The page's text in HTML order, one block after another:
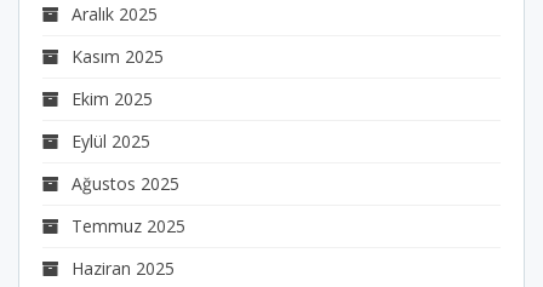
Aralık 2025
Kasım 2025
Ekim 2025
Eylül 2025
Ağustos 2025
Temmuz 2025
Haziran 2025